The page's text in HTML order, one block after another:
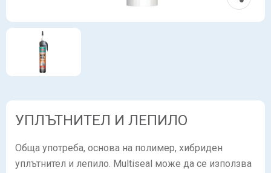
УПЛЪТНИТЕЛ И ЛЕПИЛО
Обща употреба, основа на полимер, хибриден
уплътнител и лепило. Multiseal може да се използва